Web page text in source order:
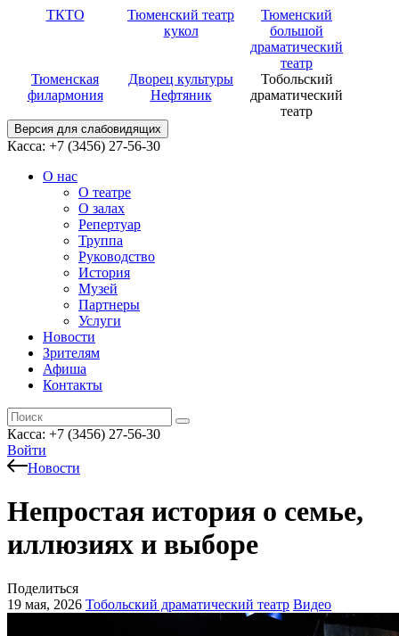
ТКТО
Тюменский театр
кукол
Тюменский
большой
драматический
театр
Тюменская
филармония
Дворец культуры
Нефтяник
Тобольский
драматический
театр
Версия для слабовидящих
Касса: +7 (3456) 27-56-30
О нас
О театре
О залах
Репертуар
Труппа
Руководство
История
Музей
Партнеры
Услуги
Новости
Зрителям
Афиша
Контакты
Касса: +7 (3456) 27-56-30
Войти
Новости
Непростая история о семье,
иллюзиях и выборе
Поделиться
19 мая, 2026 Тобольский драматический театр Видео